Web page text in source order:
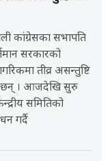
कांग्रेसका सभापति
सरकारको
तीव्र असन्तुष्टि
छन् । आजदेखि सुरु
समितिको
गर्दै